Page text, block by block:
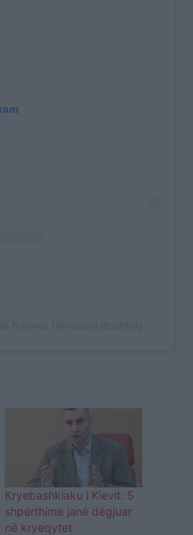
Kryebashkiaku i Kievit: 5
shpërthime janë dëgjuar
në kryeqytet